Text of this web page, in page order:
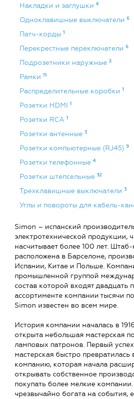
Накладки и заглушки 4
Одноклавишные выключатели 6
Патч-корды 1
Перекрестные переключатели 6
Подрозетники наружные 2
Рамки 11
Распределительные коробки 1
Розетки HDMI 1
Розетки RCA 1
Розетки антенные 3
Розетки компьютерные (RJ45) 9
Розетки телефонные 4
Розетки штепсельные 32
Трехклавишные выключатели 3
Углы и повороты для кабель-
Simon – испанский
электротехнической продукции,
насчитывает более 100 лет.
расположена в Барселоне,
Испании, Китае и Польше.
промышленной группой
состав которой входят двадцать
ассортименте компании тысячи
Simon известен во всем мире.
История компании началась в
открыта небольшая мастерская
ламповых патронов. Первый
мастерская быстро
компанию, которая начала
открывать собственное
покупать более мелкие
чрезвычайно богата на события,